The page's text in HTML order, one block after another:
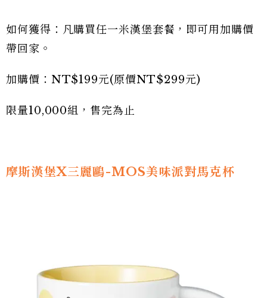
如何獲得：凡購買任一米漢堡套餐，即可用加購價
帶回家。
加購價：NT$199元(原價NT$299元)
限量10,000組，售完為止
摩斯漢堡X三麗鷗-MOS美味派對馬克杯